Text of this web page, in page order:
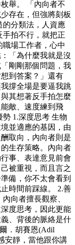
舉。 「內向者不
存在，但強將刻板
的分類法，人資應
拍不行，就把正
場工作者，心中
「為什麼我就是沒
剛剛那個問題，我
到答案？」還有
撐全場是要逼我跳
其想著反手拍怎麼
敵、速度練到飛
1.深度思考 生物
並適應的基因，由
取向，內向者則是
生存策略。內向者
事、表達意見前會
被重視，而且言之
備，你不太會看到
時間前踩線。 2.善
向者擅長觀察、
度思考，因此更能
、背後的脈絡是什
．胡賽恩(Adil
安靜，當他跟你講